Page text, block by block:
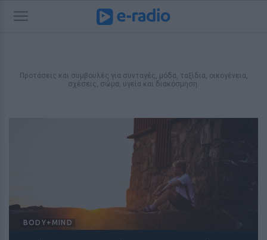
Προτάσεις και συμβουλές για συνταγές, μόδα, ταξίδια, οικογένεια,
σχέσεις, σώμα, υγεία και διακόσμηση.
BODY+MIND